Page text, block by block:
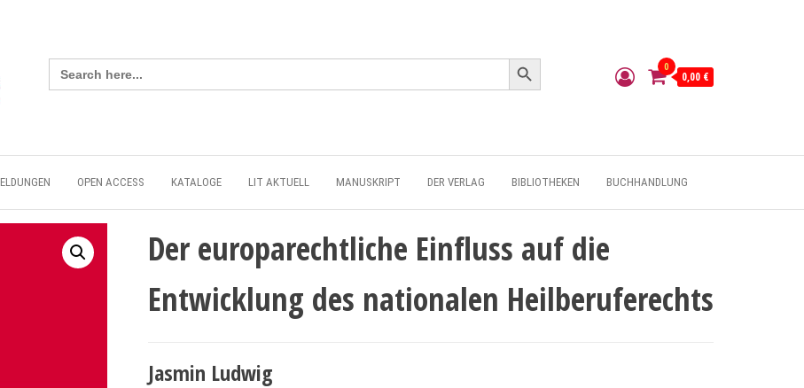
Search
for:
Search Button
0
0,00 €
OPEN ACCESS KATALOGE LIT AKTUELL MANUSKRIPT DER VERLAG BIBLIOTHEKEN BUCHHANDLUNG
Der europarechtliche Einfluss auf die
Entwicklung des nationalen Heilberuferechts
Jasmin Ludwig